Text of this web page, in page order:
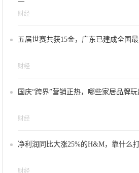
财经
五届世赛共获15金，广东已建成全国
财经
国庆“跨界”营销正热，哪些家居品牌玩
财经
净利润同比大涨25%的H&M，靠什么
财经